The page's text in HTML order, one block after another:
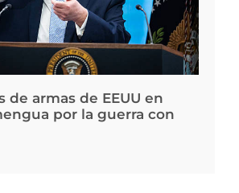
de armas de EEUU en
por la guerra con